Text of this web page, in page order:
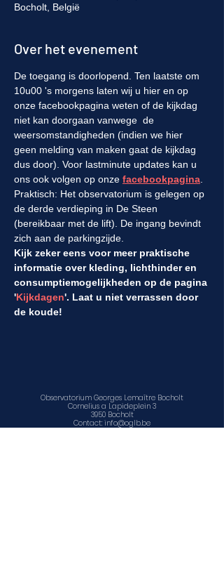
Bocholt, België
Over het evenement
De toegang is doorlopend. Ten laatste om
10u00 's morgens laten wij u hier en op
onze facebookpagina weten of de kijkdag
niet kan doorgaan vanwege  de
weersomstandigheden (indien we hier
geen melding van maken gaat de kijkdag
dus door). Voor lastminute updates kan u
ons ook volgen op onze facebookpagina
Praktisch: Het observatorium is gelegen op
de derde verdieping in De Steen
(bereikbaar met de lift). De ingang bevindt
zich aan de parkingzijde.
Kijk zeker eens voor meer praktische
informatie over kleding, lichthinder en
consumptiemogelijkheden op de pagina
'Kijkdagen'. Laat u niet verrassen door
de koude!
Observatorium Georges Lemaître Bocholt
Cornelius a Lapideplein 3
3950 Bocholt
Contact: info@oglb.be